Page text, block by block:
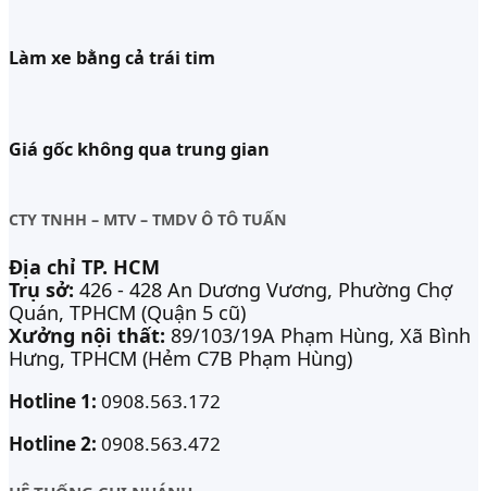
Làm xe bằng cả trái tim
Giá gốc không qua trung gian
CTY TNHH – MTV – TMDV Ô TÔ TUẤN
Địa chỉ TP. HCM
Trụ sở: 426 - 428 An Dương Vương, Phường Chợ
Quán, TPHCM (Quận 5 cũ)
Xưởng nội thất: 89/103/19A Phạm Hùng, Xã Bình
Hưng, TPHCM (Hẻm C7B Phạm Hùng)
Hotline 1: 0908.563.172
Hotline 2: 0908.563.472